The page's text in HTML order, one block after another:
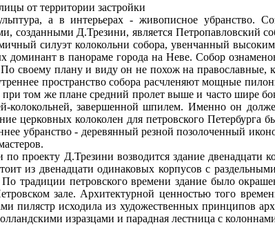
от территории застройки
а в интерьерах - живописное убранство.
Д.Трезини, является Петропавловский
силуэт колокольни собора, увенчанный
доминант в панораме города на Неве. Собор
своему плану и виду он не похож на
пространство собора расчленяют мощные
том же плане средний пролет выше и часто шире
колокольней, завершенной шпилем. Именно он
церковных колоколен для петровского
убранство - деревянный резной позолоченный
проекту Д.Трезини возводится здание двенадцати
из двенадцати одинаковых корпусов с
традиции петровского времени здание было
зале. Архитектурной ценностью того
пилястр исходила из художественных принципов
изразцами и парадная лестница с